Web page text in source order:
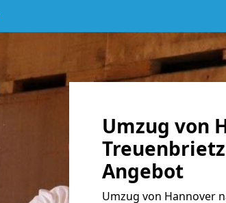
Umzug von
Angebot
Umzug von Hannover